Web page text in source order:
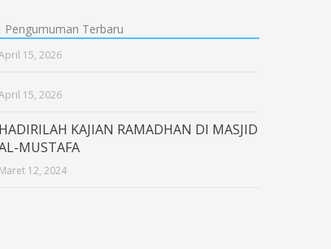
Pengumuman Terbaru
15, 2026
15, 2026
HADIRILAH KAJIAN RAMADHAN DI MASJID
MUSTAFA
Maret 12, 2024